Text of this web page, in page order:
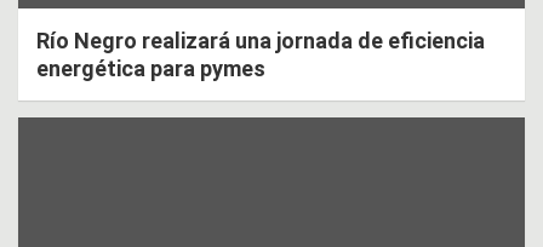
Río Negro realizará una jornada de eficiencia
energética para pymes